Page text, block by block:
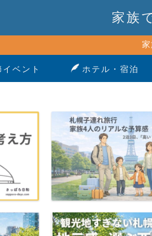
家族
ベント ホテル・宿泊